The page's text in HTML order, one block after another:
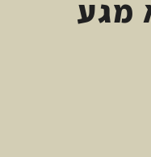
מגע